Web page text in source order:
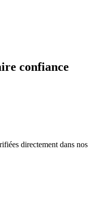
confiance
directement dans nos